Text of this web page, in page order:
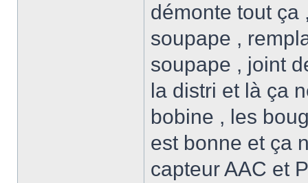
démonte tout ça
soupape ,
soupape , joint
la distri et là ça
bobine , les
est bonne et ça
capteur AAC et